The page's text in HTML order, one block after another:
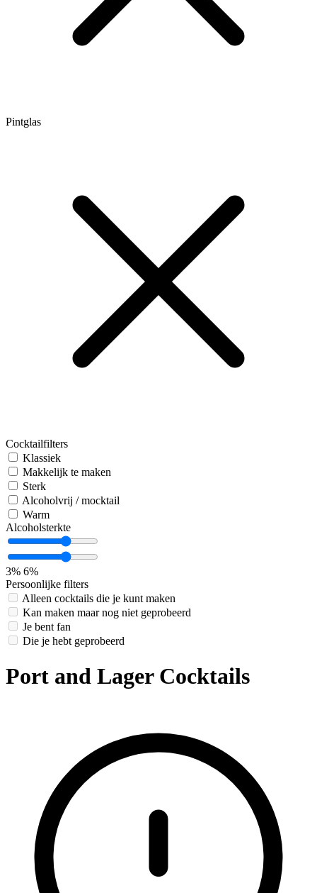
Pintglas
Cocktailfilters
Klassiek
Makkelijk te maken
Sterk
Alcoholvrij / mocktail
Warm
Alcoholsterkte
3% 6%
Persoonlijke filters
Alleen cocktails die je kunt maken
Kan maken maar nog niet geprobeerd
Je bent fan
Die je hebt geprobeerd
Port and Lager Cocktails